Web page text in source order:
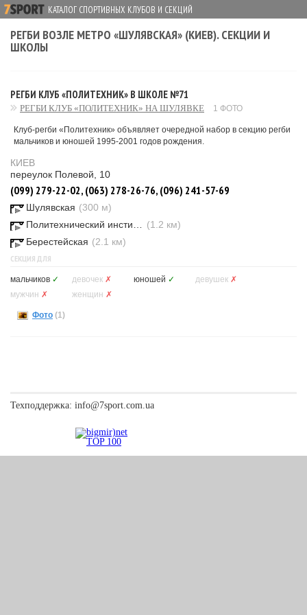
КАТАЛОГ СПОРТИВНЫХ КЛУБОВ И СЕКЦИЙ
РЕГБИ ВОЗЛЕ МЕТРО «ШУЛЯВСКАЯ» (КИЕВ). СЕКЦИИ И
ШКОЛЫ
РЕГБИ КЛУБ «ПОЛИТЕХНИК» В ШКОЛЕ №71
РЕГБИ КЛУБ «ПОЛИТЕХНИК» НА ШУЛЯВКЕ 1 ФОТО
Клуб-регби «Политехник» объявляет очередной набор в секцию регби
мальчиков и юношей 1995-2001 годов рождения.
КИЕВ
переулок Полевой, 10
(099) 279-22-02, (063) 278-26-76, (096) 241-57-69
Шулявская (300 м)
(1.2 км)
Берестейская (2.1 км)
СЕКЦИЯ ДЛЯ
мальчиков ✓ девочек ✗ юношей ✓ девушек ✗
мужчин ✗ женщин ✗
Фото (1)
Техподдержка: info@7sport.com.ua